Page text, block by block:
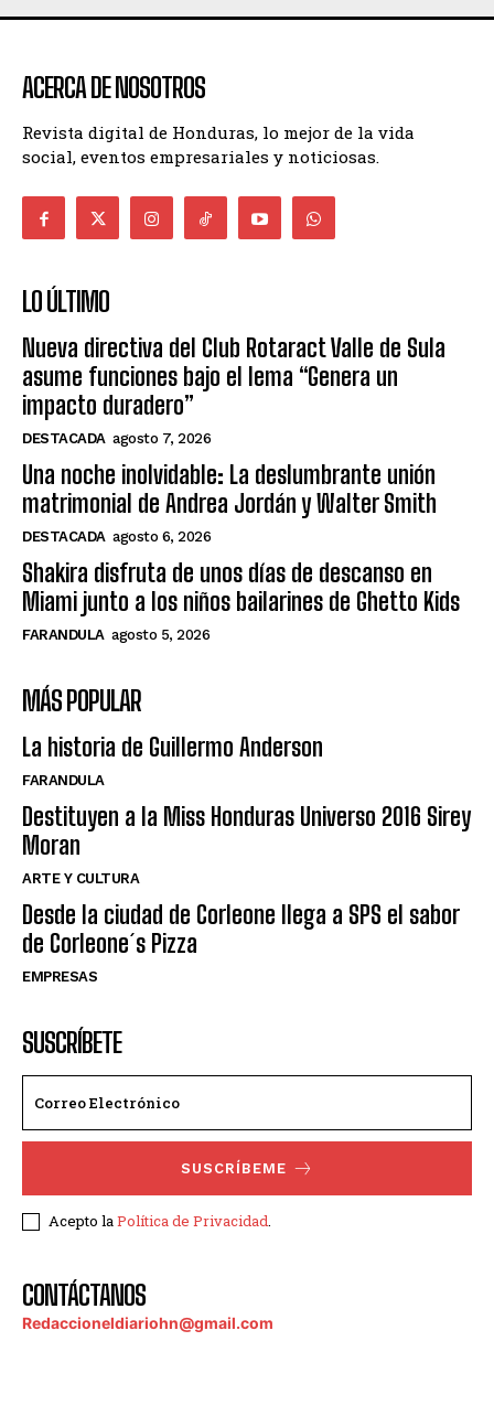
ACERCA DE NOSOTROS
Revista digital de Honduras, lo mejor de la vida
social, eventos empresariales y noticiosas.
LO ÚLTIMO
Nueva directiva del Club Rotaract Valle de Sula
asume funciones bajo el lema “Genera un
impacto duradero”
DESTACADA agosto 7, 2026
Una noche inolvidable: La deslumbrante unión
matrimonial de Andrea Jordán y Walter Smith
DESTACADA agosto 6, 2026
Shakira disfruta de unos días de descanso en
Miami junto a los niños bailarines de Ghetto Kids
FARANDULA agosto 5, 2026
MÁS POPULAR
La historia de Guillermo Anderson
FARANDULA
Destituyen a la Miss Honduras Universo 2016 Sirey
Moran
ARTE Y CULTURA
Desde la ciudad de Corleone llega a SPS el sabor
de Corleone´s Pizza
EMPRESAS
SUSCRÍBETE
SUSCRÍBEME
Acepto laPolítica de Privacidad.
CONTÁCTANOS
Redaccioneldiariohn@gmail.com